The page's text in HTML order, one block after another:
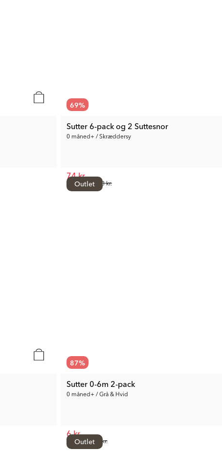
69%
Sutter 6-pack og 2 Suttesnor
0 måned+ / Skræddersy
Anb. Pris: 238 kr.
74 kr.
Outlet
87%
Sutter 0-6m 2-pack
0 måned+ / Grå & Hvid
Tidl. Pris: 48 kr.
6 kr.
Outlet